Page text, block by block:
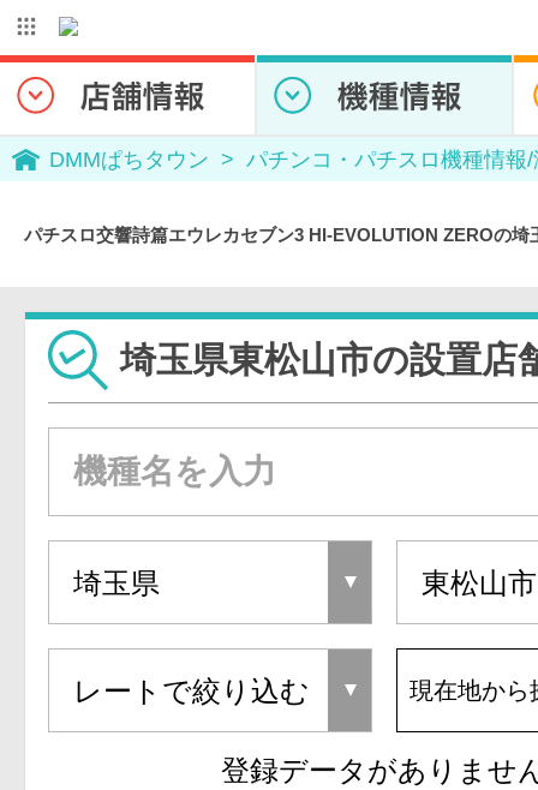
DMMぱちタウン パチンコ・パチスロ機種情報
パチスロ交響詩篇エウレカセブン3 HI-EVOLUTION ZEROの埼
埼玉県東松山市の設置店
現在地から
登録データがありませ